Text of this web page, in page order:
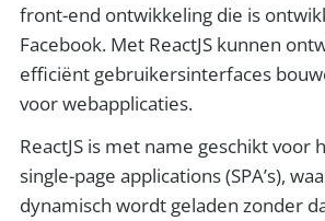
front-end ontwikkeling die is
Facebook. Met ReactJS kunnen
efficiënt gebruikersinterfaces
voor webapplicaties.
ReactJS is met name geschikt voor
single-page applications (SPA’s),
dynamisch wordt geladen zonder